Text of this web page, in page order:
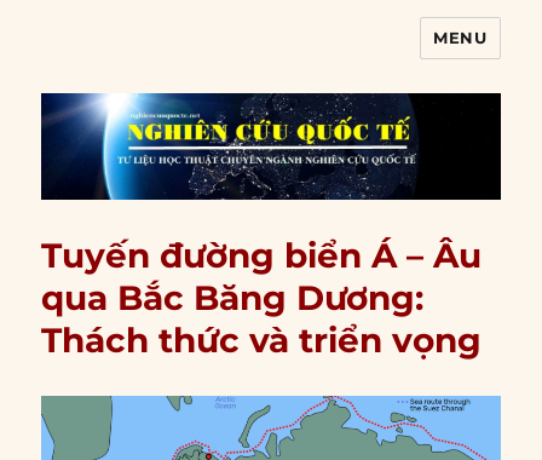
MENU
Tuyến đường biển Á – Âu
qua Bắc Băng Dương:
Thách thức và triển vọng